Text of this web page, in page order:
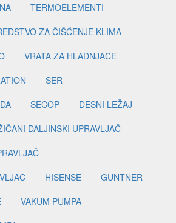
TERMOELEMENTI
ZA ČIŠĆENJE KLIMA
VRATA ZA HLADNJAČE
SER
SECOP
DESNI LEŽAJ
DALJINSKI UPRAVLJAČ
HISENSE
GUNTNER
VAKUM PUMPA